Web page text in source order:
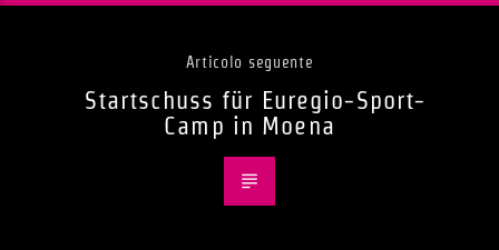
Articolo seguente
Startschuss für Euregio-Sport-
Camp in Moena